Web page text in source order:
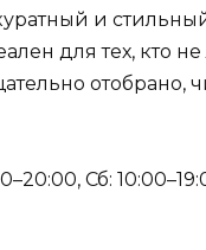
и
для тех, кто не
отобрано,
Сб: